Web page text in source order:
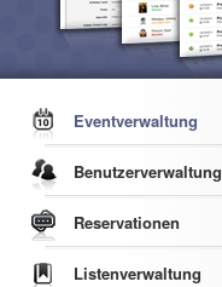
Eventverwaltung
Benutzerverwaltung
Reservationen
Listenverwaltung